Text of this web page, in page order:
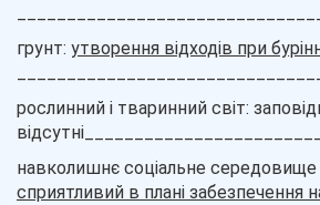
грунт: утворення відходів при
рослинний і тваринний світ:
навколишнє соціальне середовище
сприятливий в плані забезпечення